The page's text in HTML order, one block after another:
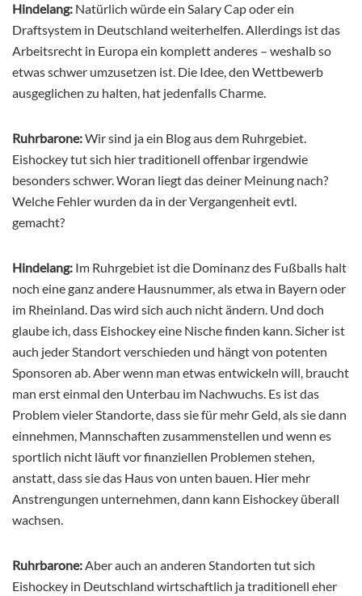
Hindelang: Natürlich würde ein Salary Cap oder ein
Draftsystem in Deutschland weiterhelfen. Allerdings ist das
Arbeitsrecht in Europa ein komplett anderes – weshalb so
etwas schwer umzusetzen ist. Die Idee, den Wettbewerb
ausgeglichen zu halten, hat jedenfalls Charme.
Ruhrbarone:Wir sind ja ein Blog aus dem Ruhrgebiet.
Eishockey tut sich hier traditionell offenbar irgendwie
besonders schwer. Woran liegt das deiner Meinung nach?
Welche Fehler wurden da in der Vergangenheit evtl.
gemacht?
Hindelang: Im Ruhrgebiet ist die Dominanz des Fußballs halt
noch eine ganz andere Hausnummer, als etwa in Bayern oder
im Rheinland. Das wird sich auch nicht ändern. Und doch
glaube ich, dass Eishockey eine Nische finden kann. Sicher ist
auch jeder Standort verschieden und hängt von potenten
Sponsoren ab. Aber wenn man etwas entwickeln will, braucht
man erst einmal den Unterbau im Nachwuchs. Es ist das
Problem vieler Standorte, dass sie für mehr Geld, als sie dann
einnehmen, Mannschaften zusammenstellen und wenn es
sportlich nicht läuft vor finanziellen Problemen stehen,
anstatt, dass sie das Haus von unten bauen. Hier mehr
Anstrengungen unternehmen, dann kann Eishockey überall
wachsen.
Ruhrbarone:Aber auch an anderen Standorten tut sich
Eishockey in Deutschland wirtschaftlich ja traditionell eher